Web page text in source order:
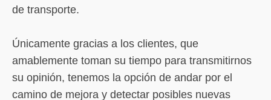
de transporte.
Únicamente gracias a los clientes, que
amablemente toman su tiempo para transmitirnos
su opinión, tenemos la opción de andar por el
camino de mejora y detectar posibles nuevas